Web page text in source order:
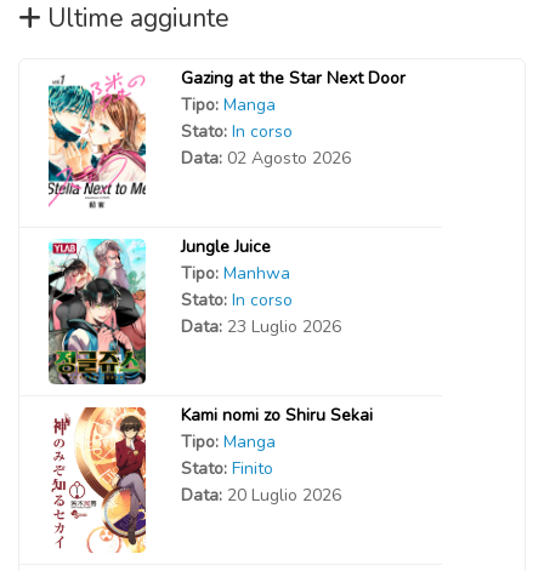
Ultime aggiunte
Gazing at the Star Next Door
Tipo: Manga
Stato: In corso
Data: 02 Agosto 2026
Jungle Juice
Tipo: Manhwa
Stato: In corso
Data: 23 Luglio 2026
Kami nomi zo Shiru Sekai
Tipo: Manga
Stato: Finito
Data: 20 Luglio 2026